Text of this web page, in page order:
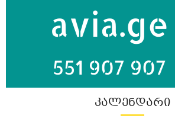
ᲙᲐᲚᲔᲜᲓᲐᲠᲘ